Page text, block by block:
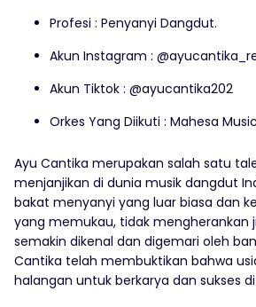
Profesi : Penyanyi Dangdut.
Akun Instagram :
Akun Tiktok : @ayucantika202
Orkes Yang Diikuti : Mahesa
Ayu Cantika merupakan salah satu
menjanjikan di dunia musik dangdut
bakat menyanyi yang luar biasa dan
yang memukau, tidak mengherankan
semakin dikenal dan digemari oleh
Cantika telah membuktikan bahwa
halangan untuk berkarya dan sukses